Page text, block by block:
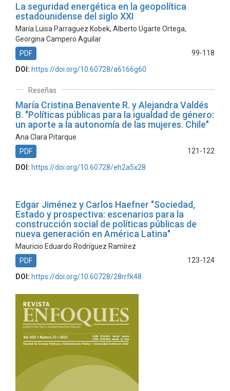
La seguridad energética en la geopolítica
estadounidense del siglo XXI
María Luisa Parraguez Kobek, Alberto Ugarte Ortega,
Georgina Campero Aguilar
99-118
PDF
DOI: https://doi.org/10.60728/a6166g60
Reseñas
María Cristina Benavente R. y Alejandra Valdés
B. "Políticas públicas para la igualdad de género:
un aporte a la autonomía de las mujeres. Chile"
Ana Clara Pitarque
121-122
PDF
DOI: https://doi.org/10.60728/eh2a5x28
Edgar Jiménez y Carlos Haefner "Sociedad,
Estado y prospectiva: escenarios para la
construcción social de políticas públicas de
nueva generación en América Latina"
Mauricio Eduardo Rodríguez Ramírez
123-124
PDF
DOI: https://doi.org/10.60728/28rrfk48